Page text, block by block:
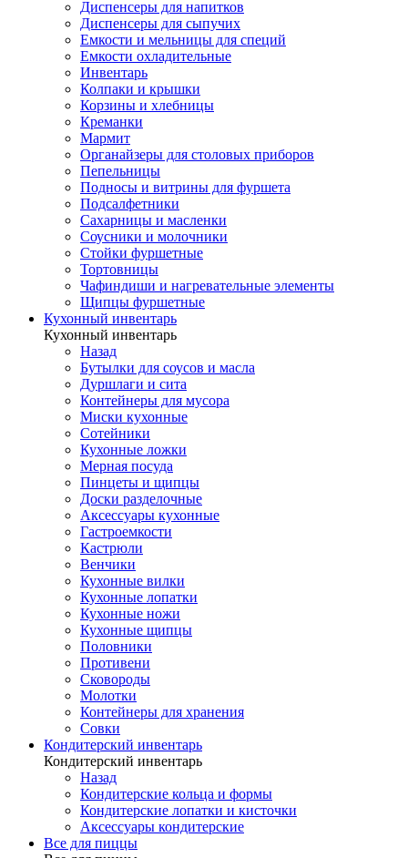
Диспенсеры для напитков
Диспенсеры для сыпучих
Емкости и мельницы для специй
Емкости охладительные
Инвентарь
Колпаки и крышки
Корзины и хлебницы
Креманки
Мармит
Органайзеры для столовых приборов
Пепельницы
Подносы и витрины для фуршета
Подсалфетники
Сахарницы и масленки
Соусники и молочники
Стойки фуршетные
Тортовницы
Чафиндиши и нагревательные элементы
Щипцы фуршетные
Кухонный инвентарь
Кухонный инвентарь
Назад
Бутылки для соусов и масла
Дуршлаги и сита
Контейнеры для мусора
Миски кухонные
Сотейники
Кухонные ложки
Мерная посуда
Пинцеты и щипцы
Доски разделочные
Аксессуары кухонные
Гастроемкости
Кастрюли
Венчики
Кухонные вилки
Кухонные лопатки
Кухонные ножи
Кухонные щипцы
Половники
Противени
Сковороды
Молотки
Контейнеры для хранения
Совки
Кондитерский инвентарь
Кондитерский инвентарь
Назад
Кондитерские кольца и формы
Кондитерские лопатки и кисточки
Аксессуары кондитерские
Все для пиццы